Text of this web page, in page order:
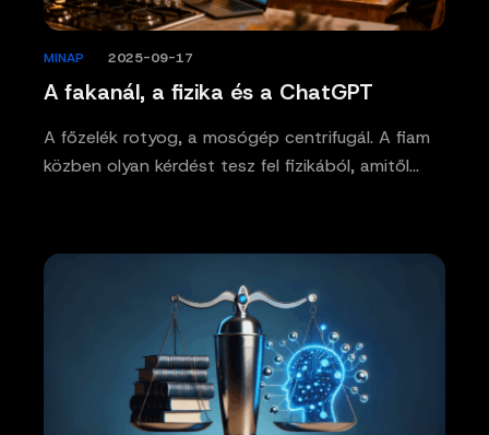
A fakanál, a fizika és a ChatGPT
MINAP 2025-09-17
A főzelék rotyog, a mosógép centrifugál. A fiam
közben olyan kérdést tesz fel fizikából, amitől…